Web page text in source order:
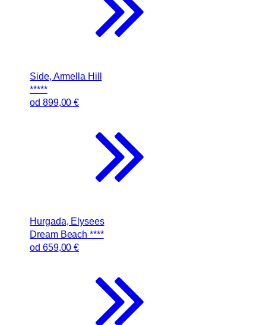
Side, Armella Hill
*****
od 899,00 €
Hurgada, Elysees
Dream Beach ****
od 659,00 €